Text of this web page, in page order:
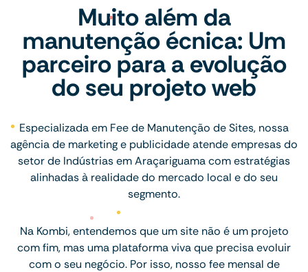
Muito além da
manutenção écnica: Um
parceiro para a evolução
do seu projeto web
Especializada em Fee de Manutenção de Sites, nossa
agência de marketing e publicidade atende empresas do
setor de Indústrias em Araçariguama com estratégias
alinhadas à realidade do mercado local e do seu
segmento.
Na Kombi, entendemos que um site não é um projeto
com fim, mas uma plataforma viva que precisa evoluir
com o seu negócio. Por isso, nosso fee mensal de